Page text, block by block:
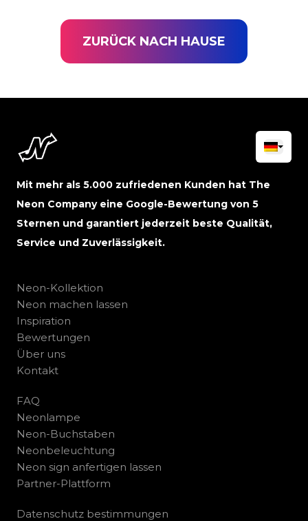
ZURÜCK NACH HAUSE
Mit mehr als 5.000 zufriedenen Kunden hat The
Neon Company eine Google-Bewertung von 5
Sternen und garantiert jederzeit beste Qualität,
Service und Zuverlässigkeit.
Neon-Kollektion
Neon machen lassen
Inspiration
Bewertungen
Über uns
Kontakt
FAQ
Neonlampe
Neon-Buchstaben
Neonbeleuchtung
Neon sign anfertigen lassen
Partner-Plattform
Datenschutz bestimmungen